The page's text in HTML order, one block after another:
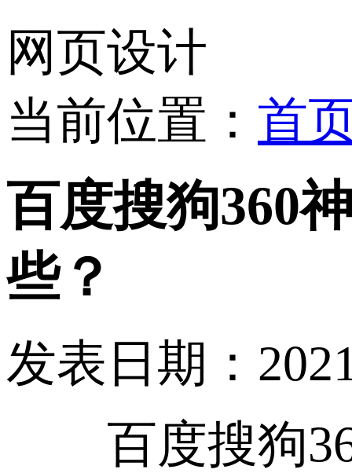
网页设计
当前位置： 首
百度搜狗360
些？
发表日期：
百度搜狗360